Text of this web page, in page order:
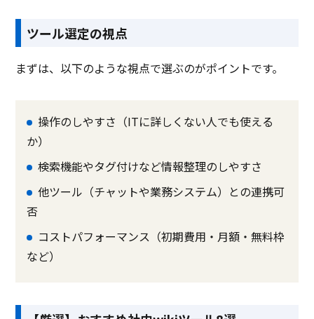
ツール選定の視点
まずは、以下のような視点で選ぶのがポイントです。
操作のしやすさ（ITに詳しくない人でも使える
か）
検索機能やタグ付けなど情報整理のしやすさ
他ツール（チャットや業務システム）との連携可
否
コストパフォーマンス（初期費用・月額・無料枠
など）